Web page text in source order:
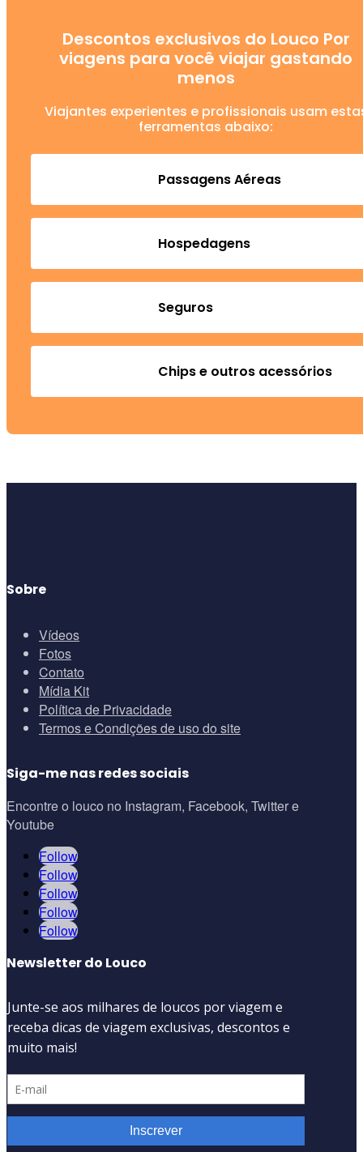
Descontos exclusivos do Louco Por
viagens para você viajar gastando
menos
Viajantes experientes e profissionais usam
ferramentas abaixo:
Passagens Aéreas
Hospedagens
Seguros
Chips e outros acessórios
Sobre
Vídeos
Fotos
Contato
Mídia Kit
Política de Privacidade
Termos e Condições de uso do site
Siga-me nas redes sociais
Encontre o louco no Instagram, Facebook, Twitter e
Youtube
Follow
Follow
Follow
Follow
Follow
Newsletter do Louco